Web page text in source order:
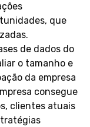
que
de dados do
o tamanho e
da empresa
consegue
clientes atuais